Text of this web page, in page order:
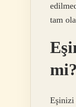
tam
mi?
Eşinizi